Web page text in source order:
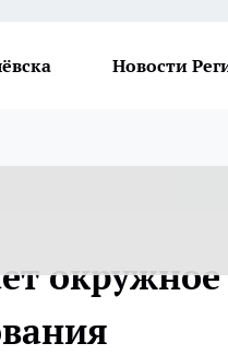
Новости